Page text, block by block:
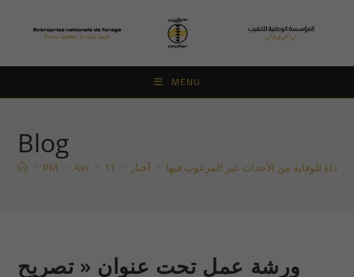
MENU
Blog
PM Avr 11 أخبار
ورشة عمل تحت عنوان « تصريح